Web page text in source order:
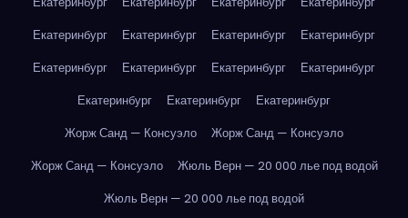
Екатеринбург
Екатеринбург Екатеринбург
Екатеринбург
Екатеринбург
Екатеринбург Екатеринбург
Екатеринбург
Екатеринбург
Екатеринбург
Екатеринбург
Жорж Санд — Консуэло
Жорж Санд — Консуэло
Жорж Санд — Консуэло
Жюль Верн — 20 000 лье под водой
Жюль Верн — 20 000 лье под водой